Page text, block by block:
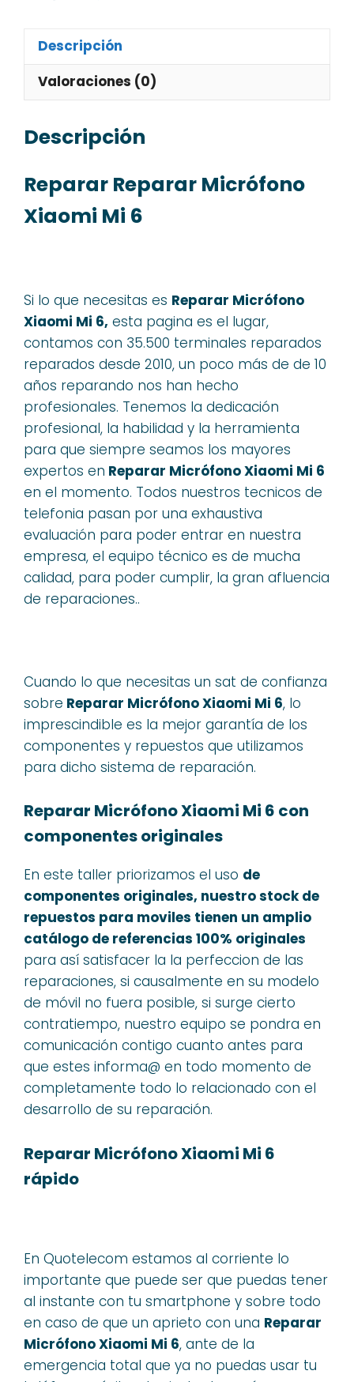
Descripción
Valoraciones (0)
Descripción
Reparar Reparar Micrófono
Xiaomi Mi 6
Si lo que necesitas es Reparar Micrófono
Xiaomi Mi 6, esta pagina es el lugar,
contamos con 35.500 terminales reparados
reparados desde 2010, un poco más de de 10
años reparando nos han hecho
profesionales. Tenemos la dedicación
profesional, la habilidad y la herramienta
para que siempre seamos los mayores
expertos en Reparar Micrófono Xiaomi Mi 6
en el momento. Todos nuestros tecnicos de
telefonia pasan por una exhaustiva
evaluación para poder entrar en nuestra
empresa, el equipo técnico es de mucha
calidad, para poder cumplir, la gran afluencia
de reparaciones..
Cuando lo que necesitas un sat de confianza
sobre Reparar Micrófono Xiaomi Mi 6, lo
imprescindible es la mejor garantía de los
componentes y repuestos que utilizamos
para dicho sistema de reparación.
Reparar Micrófono Xiaomi Mi 6 con
componentes originales
En este taller priorizamos el uso de
componentes originales, nuestro stock de
repuestos para moviles tienen un amplio
catálogo de referencias 100% originales
para así satisfacer la la perfeccion de las
reparaciones, si causalmente en su modelo
de móvil no fuera posible, si surge cierto
contratiempo, nuestro equipo se pondra en
comunicación contigo cuanto antes para
que estes informa@ en todo momento de
completamente todo lo relacionado con el
desarrollo de su reparación.
Reparar Micrófono Xiaomi Mi 6
rápido
En Quotelecom estamos al corriente lo
importante que puede ser que puedas tener
al instante con tu smartphone y sobre todo
en caso de que un aprieto con una Reparar
Micrófono Xiaomi Mi 6, ante de la
emergencia total que ya no puedas usar tu